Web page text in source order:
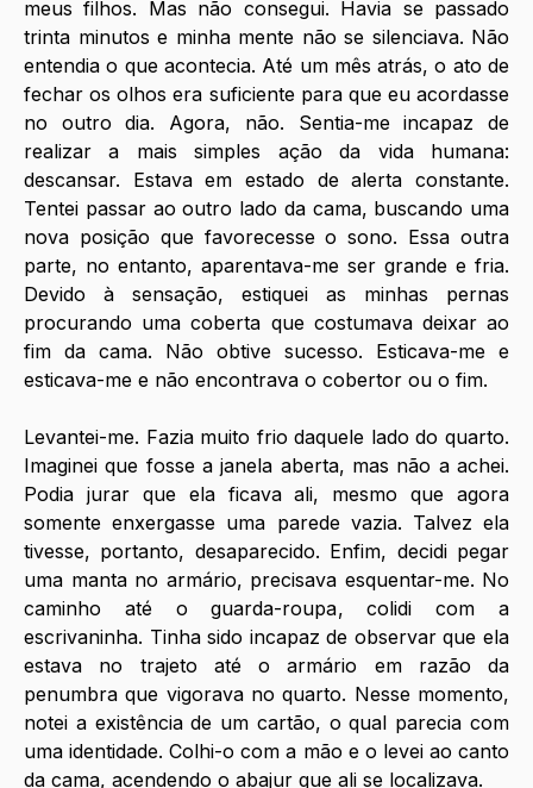
meus filhos. Mas não consegui. Havia se passado
trinta minutos e minha mente não se silenciava. Não
entendia o que acontecia. Até um mês atrás, o ato de
fechar os olhos era suficiente para que eu acordasse
no outro dia. Agora, não. Sentia-me incapaz de
realizar a mais simples ação da vida humana:
descansar. Estava em estado de alerta constante.
Tentei passar ao outro lado da cama, buscando uma
nova posição que favorecesse o sono. Essa outra
parte, no entanto, aparentava-me ser grande e fria.
Devido à sensação, estiquei as minhas pernas
procurando uma coberta que costumava deixar ao
fim da cama. Não obtive sucesso. Esticava-me e
esticava-me e não encontrava o cobertor ou o fim.
Levantei-me. Fazia muito frio daquele lado do quarto.
Imaginei que fosse a janela aberta, mas não a achei.
Podia jurar que ela ficava ali, mesmo que agora
somente enxergasse uma parede vazia. Talvez ela
tivesse, portanto, desaparecido. Enfim, decidi pegar
uma manta no armário, precisava esquentar-me. No
caminho até o guarda-roupa, colidi com a
escrivaninha. Tinha sido incapaz de observar que ela
estava no trajeto até o armário em razão da
penumbra que vigorava no quarto. Nesse momento,
notei a existência de um cartão, o qual parecia com
uma identidade. Colhi-o com a mão e o levei ao canto
da cama, acendendo o abajur que ali se localizava.